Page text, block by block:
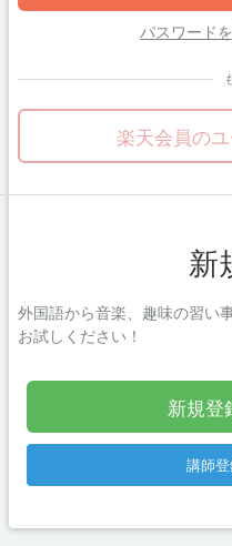
パスワード
楽天会員の
新
外国語から音楽、趣味の習い
お試しください！
新規登
講師登